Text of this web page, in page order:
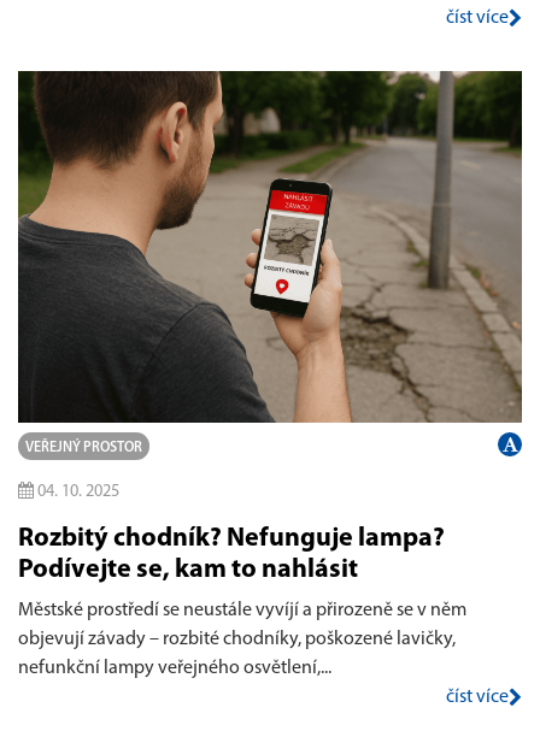
číst více
VEŘEJNÝ PROSTOR
04. 10. 2025
Rozbitý chodník? Nefunguje lampa?
Podívejte se, kam to nahlásit
Městské prostředí se neustále vyvíjí a přirozeně se v něm
objevují závady – rozbité chodníky, poškozené lavičky,
nefunkční lampy veřejného osvětlení,...
číst více